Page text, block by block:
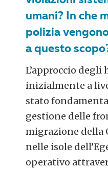
umani? In che
polizia
a questo
L’approccio
inizialmente a
stato
gestione delle
migrazione della
nelle isole
operativo